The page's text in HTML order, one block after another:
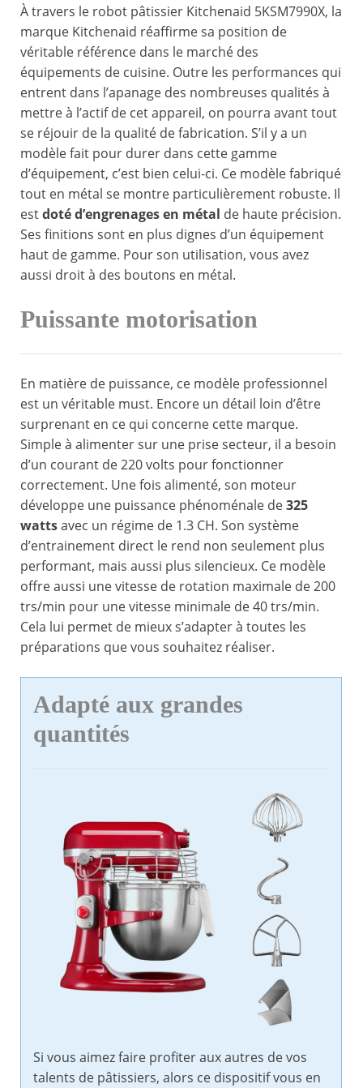
À travers le robot pâtissier Kitchenaid 5KSM7990X, la
marque Kitchenaid réaffirme sa position de
véritable référence dans le marché des
équipements de cuisine. Outre les performances qui
entrent dans l’apanage des nombreuses qualités à
mettre à l’actif de cet appareil, on pourra avant tout
se réjouir de la qualité de fabrication. S’il y a un
modèle fait pour durer dans cette gamme
d’équipement, c’est bien celui-ci. Ce modèle fabriqué
tout en métal se montre particulièrement robuste. Il
estdoté d’engrenages en métal de haute précision.
Ses finitions sont en plus dignes d’un équipement
haut de gamme. Pour son utilisation, vous avez
aussi droit à des boutons en métal.
Puissante motorisation
En matière de puissance, ce modèle professionnel
est un véritable must. Encore un détail loin d’être
surprenant en ce qui concerne cette marque.
Simple à alimenter sur une prise secteur, il a besoin
d’un courant de 220 volts pour fonctionner
correctement. Une fois alimenté, son moteur
développe une puissance phénoménale de325
wattsavec un régime de 1.3 CH. Son système
d’entrainement direct le rend non seulement plus
performant, mais aussi plus silencieux. Ce modèle
offre aussi une vitesse de rotation maximale de 200
trs/min pour une vitesse minimale de 40 trs/min.
Cela lui permet de mieux s’adapter à toutes les
préparations que vous souhaitez réaliser.
Adapté aux grandes
quantités
Si vous aimez faire profiter aux autres de vos
talents de pâtissiers, alors ce dispositif vous en